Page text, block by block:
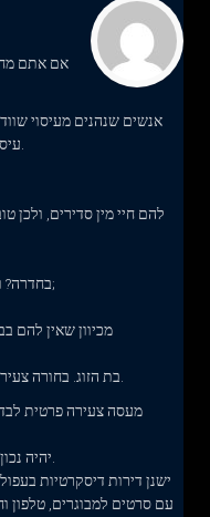
אם אתם
אנשים שנהנים מעיסוי
להם חיי מין סדירים, ולכן
בחדרה? ולא רק גברים עם מאהבת מגיעים אל הדירות;
מכיוון שאין להם
מעסה צעירה פרטית
ישנן דירות דיסקרטיות